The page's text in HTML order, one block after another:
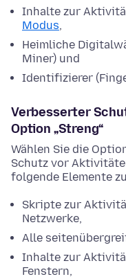
Inhalte zur
Modus,
Heimliche
Miner) und
Identifizierer
Verbesserter
Option „Streng“
Wählen Sie die
Schutz vor
folgende Elemente
Skripte zur
Netzwerke,
Alle
Inhalte zur
Fenstern,